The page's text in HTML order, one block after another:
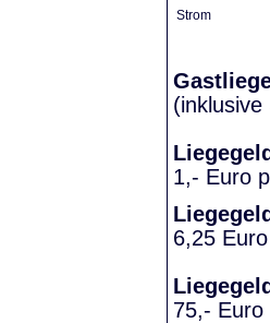
Strom
1,- Euro
6,25
75,- Euro